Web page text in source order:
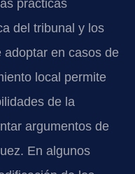
prácticas
del tribunal y los
en casos de
local permite
de la
argumentos de
En algunos